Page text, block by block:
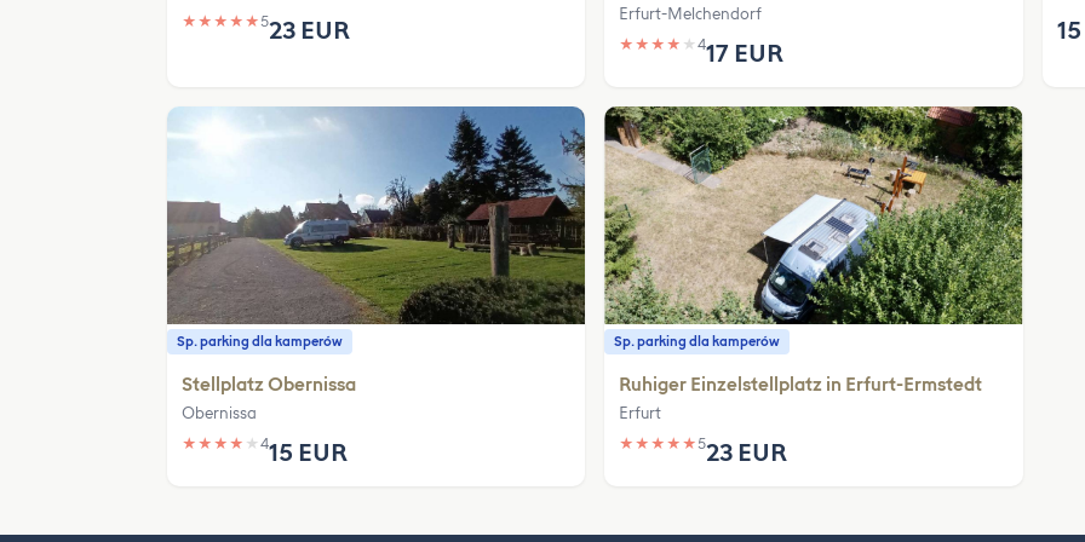
★ ★ ★ ★ ★523 EUR
Erfurt-Melchendorf
★ ★ ★ ★ ★417 EUR
Sp. parking dla kamperów
Stellplatz Obernissa
Obernissa
★ ★ ★ ★ ★ 415 EUR
Sp. parking dla kamperów
Ruhiger Einzelstellplatz in Erfurt-Ermstedt
Erfurt
★ ★ ★ ★ ★523 EUR